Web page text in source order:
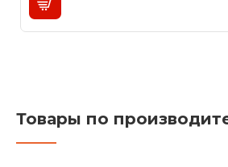
Товары по